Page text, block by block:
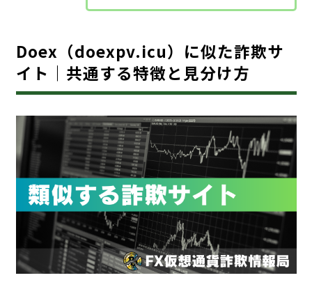
Doex（doexpv.icu）に似た詐欺サ
イト｜共通する特徴と見分け方